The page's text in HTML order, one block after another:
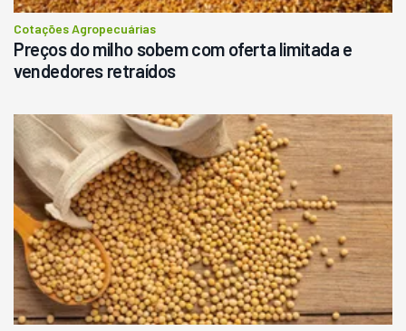
Cotações Agropecuárias
Preços do milho sobem com oferta limitada e
vendedores retraídos